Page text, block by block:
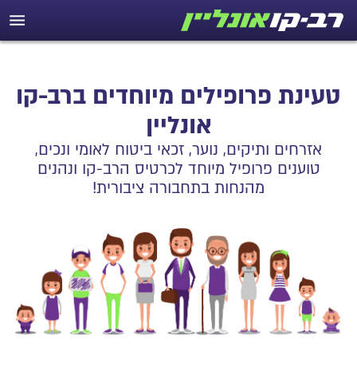
טעינת פרופילים מיוחדים ברב-קו
אונליין
אזרחים ותיקים, נוער, זכאי ביטוח לאומי ונכים,
טוענים פרופיל מיוחד לכרטיס הרב-קו ונהנים
מהנחות בתחבורה ציבורית!